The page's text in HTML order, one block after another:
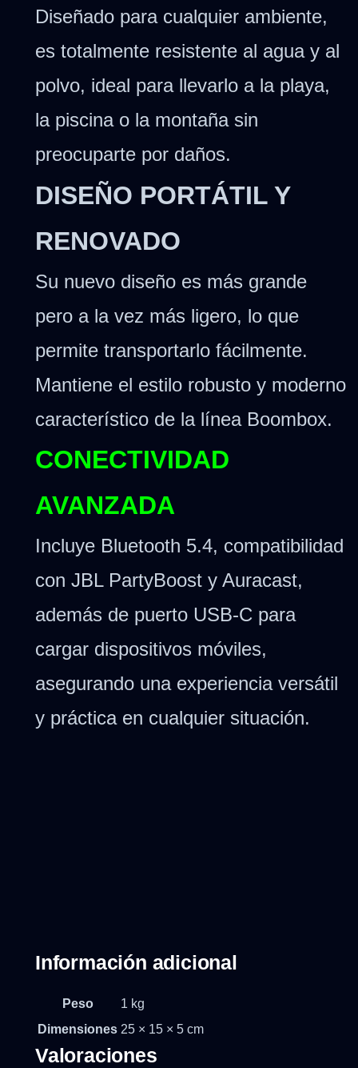
Diseñado para cualquier ambiente,
es totalmente resistente al agua y al
polvo, ideal para llevarlo a la playa,
la piscina o la montaña sin
preocuparte por daños.
DISEÑO PORTÁTIL Y
RENOVADO
Su nuevo diseño es más grande
pero a la vez más ligero, lo que
permite transportarlo fácilmente.
Mantiene el estilo robusto y moderno
característico de la línea Boombox.
CONECTIVIDAD
AVANZADA
Incluye Bluetooth 5.4, compatibilidad
con JBL PartyBoost y Auracast,
además de puerto USB-C para
cargar dispositivos móviles,
asegurando una experiencia versátil
y práctica en cualquier situación.
Información adicional
Peso
1 kg
Dimensiones 25 × 15 × 5 cm
Valoraciones